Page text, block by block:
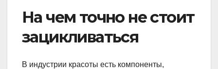
На чем точно не стоит
зацикливаться
В индустрии красоты есть компоненты,